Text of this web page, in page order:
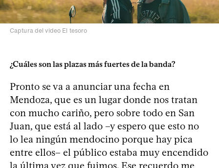
Captura del video El tesoro
¿Cuáles son las plazas más fuertes de la banda?
Pronto se va a anunciar una fecha en
Mendoza, que es un lugar donde nos tratan
con mucho cariño, pero sobre todo en San
Juan, que está al lado –y espero que esto no
lo lea ningún mendocino porque hay pica
entre ellos– el público estaba muy encendido
la última vez que fuimos. Ese recuerdo me